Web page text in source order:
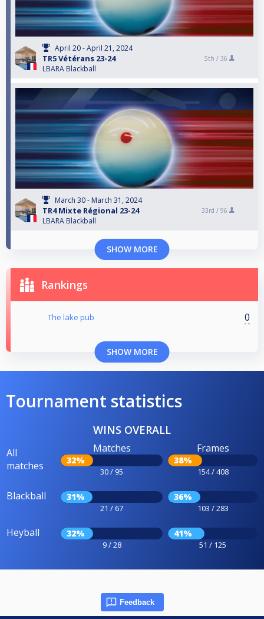
April 20 - April 21, 2024
TR5 Vétérans 23-24
LBARA Blackball
5th / 36
March 30 - March 31, 2024
TR4 Mixte Régional 23-24
LBARA Blackball
33rd / 96
SHOW MORE
Rankings
The lake pub 0
SHOW MORE
Tournament statistics
WINS OVERALL
All
matches
Matches
32%
30 / 95
Frames
38%
154 / 408
Blackball 31%
21 / 67
36%
103 / 283
Heyball 32%
9 / 28
41%
51 / 125
Feedback